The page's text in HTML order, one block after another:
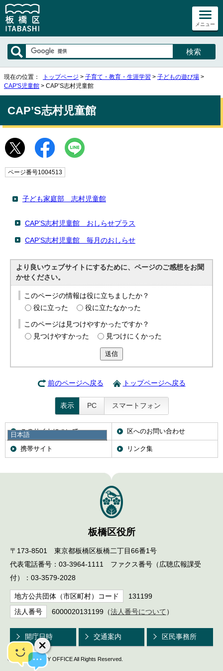
メニュー
日本語
日本語
English
简体中文
現在の位置： トップページ > 子育て・教育・生涯学習 > 子どもの遊び場 >
CAP'S児童館 > CAP’S志村児童館
CAP’S志村児童館
ページ番号1004513
子ども家庭部 志村児童館
CAP’S志村児童館 おしらせプラス
CAP’S志村児童館 毎月のおしらせ
より良いウェブサイトにするために、ページのご感想をお聞
かせください。
このページの情報は役に立ちましたか？
役に立った
役に立たなかった
このページは見つけやすかったですか？
見つけやすかった
見つけにくかった
送信
前のページへ戻る トップページへ戻る
表示 PC スマートフォン
このサイトについて 区へのお問い合わせ
携帯サイト リンク集
板橋区役所
〒173-8501 東京都板橋区板橋二丁目66番1号
代表電話番号：03-3964-1111 ファクス番号（広聴広報課受
付）：03-3579-2028
地方公共団体（市区町村）コード 131199
法人番号 6000020131199（法人番号について ）
開庁日時 交通案内 区民事務所
© ITABASHI CITY OFFICE All Rights Reserved.